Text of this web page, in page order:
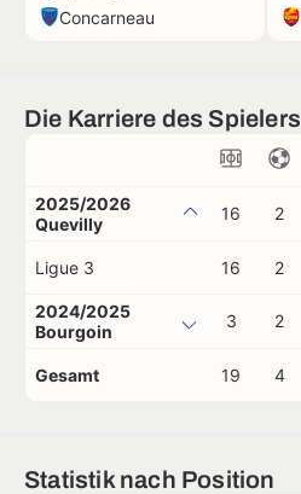
Concarneau
Die Karriere des Spielers
2025/2026
Quevilly
16 2
Ligue 3 16 2
2024/2025
Bourgoin
3 2
Gesamt 19 4
Statistik nach Position